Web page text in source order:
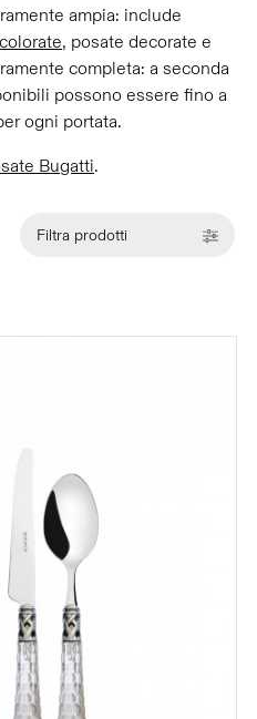
ampia: include
, posate decorate e
completa: a seconda
possono essere fino a
ogni portata.
Bugatti.
Filtra prodotti